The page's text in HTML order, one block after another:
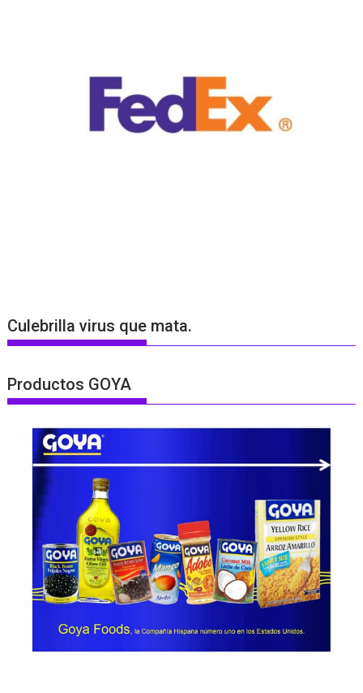
Culebrilla virus que mata.
Productos GOYA